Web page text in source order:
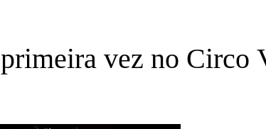
vez no Circo